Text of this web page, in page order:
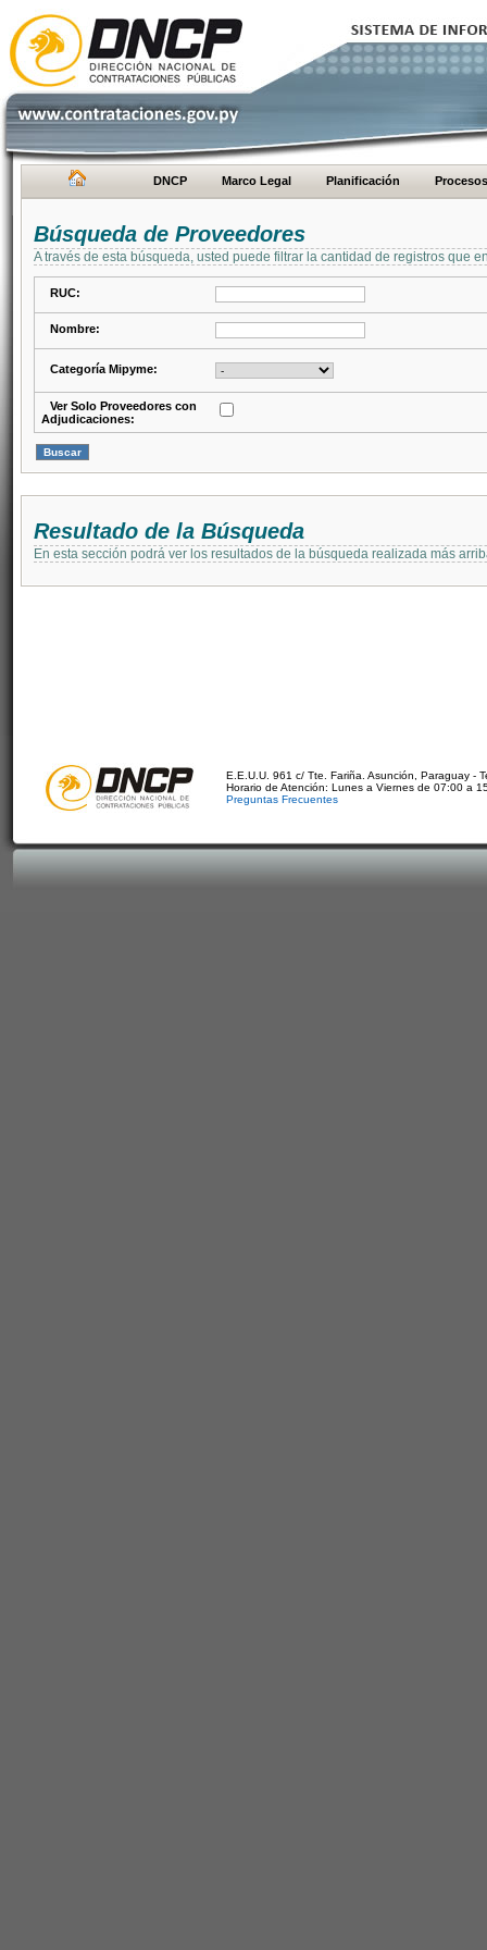
DNCP Marco Legal Planificación Procesos
Búsqueda de Proveedores
A través de esta búsqueda, usted puede filtrar la cantidad de registros que
RUC:
Nombre:
Categoría Mipyme:
Ver Solo Proveedores con
Adjudicaciones:
Resultado de la Búsqueda
En esta sección podrá ver los resultados de la búsqueda realizada más
E.E.U.U. 961 c/ Tte. Fariña. Asunción, Paraguay -
Horario de Atención: Lunes a Viernes de 07:00 a
Preguntas Frecuentes